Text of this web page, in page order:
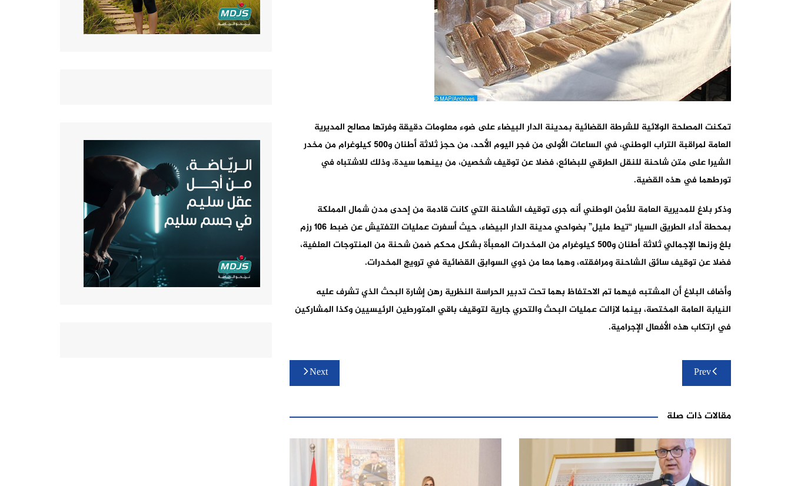
تمكنت المصلحة الولائية للشرطة القضائية بمدينة الدار البيضاء على ضوء معلومات دقيقة وفرتها مصالح المديرية
العامة لمراقبة التراب الوطني، في الساعات الأولى من فجر اليوم الأحد، من حجز ثلاثة أطنان و500 كيلوغرام من مخدر
الشيرا على متن شاحنة للنقل الطرقي للبضائع، فضلا عن توقيف شخصين، من بينهما سيدة، وذلك للاشتباه في
تورطهما في هذه القضية.
وذكر بلاغ للمديرية العامة للأمن الوطني أنه جرى توقيف الشاحنة التي كانت قادمة من إحدى مدن شمال المملكة
بمحطة أداء الطريق السيار “تيط مليل” بضواحي مدينة الدار البيضاء، حيث أسفرت عمليات التفتيش عن ضبط 106 رزم
بلغ وزنها الإجمالي ثلاثة أطنان و500 كيلوغرام من المخدرات المعبأة بشكل محكم ضمن شحنة من المنتوجات العلفية،
فضلا عن توقيف سائق الشاحنة ومرافقته، وهما معا من ذوي السوابق القضائية في ترويج المخدرات.
وأضاف البلاغ أن المشتبه فيهما تم الاحتفاظ بهما تحت تدبير الحراسة النظرية رهن إشارة البحث الذي تشرف عليه
النيابة العامة المختصة، بينما لازالت عمليات البحث والتحري جارية لتوقيف باقي المتورطين الرئيسيين وكذا المشاركين
في ارتكاب هذه الأفعال الإجرامية.
تصفّح
المقالات
Prev
Next
مقالات ذات صلة